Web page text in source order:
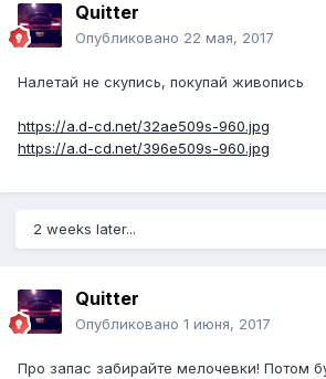
Quitter
Опубликовано 22 мая, 2017
Налетай не скупись, покупай живопись
https://a.d-cd.net/32ae509s-960.jpg
https://a.d-cd.net/396e509s-960.jpg
2 weeks later...
Quitter
Опубликовано 1 июня, 2017
Про запас забирайте мелочевки! Потом